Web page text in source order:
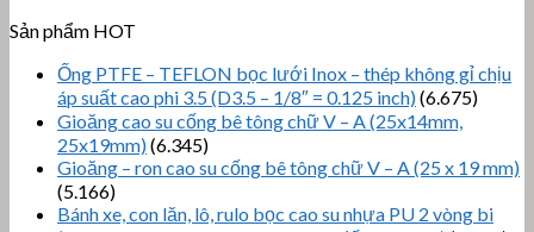
Sản phẩm HOT
Ống PTFE – TEFLON bọc lưới Inox – thép không gỉ chịu
áp suất cao phi 3.5 (D3.5 – 1/8″ = 0.125 inch)(6.675)
Gioăng cao su cống bê tông chữ V – A (25x14mm,
25x19mm)(6.345)
Gioăng – ron cao su cống bê tông chữ V – A (25 x 19 mm)
(5.166)
Bánh xe, con lăn, lô, rulo bọc cao su nhựa PU 2 vòng bi